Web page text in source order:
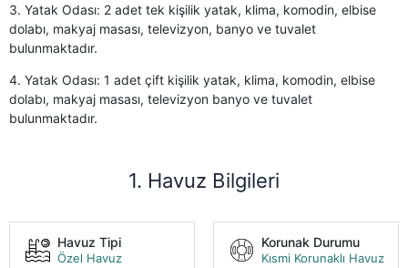
3. Yatak Odası: 2 adet tek kişilik yatak, klima, komodin, elbise
dolabı, makyaj masası, televizyon, banyo ve tuvalet
bulunmaktadır.
4. Yatak Odası: 1 adet çift kişilik yatak, klima, komodin, elbise
dolabı, makyaj masası, televizyon banyo ve tuvalet
bulunmaktadır.
1. Havuz Bilgileri
Havuz Tipi
Özel Havuz
Korunak Durumu
Kısmi Korunaklı Havuz